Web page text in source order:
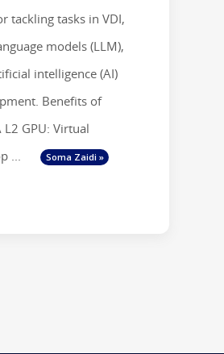
tackling tasks in VDI,
models (LLM),
intelligence (AI)
Benefits of
L2 GPU: Virtual
...
Soma Zaidi »